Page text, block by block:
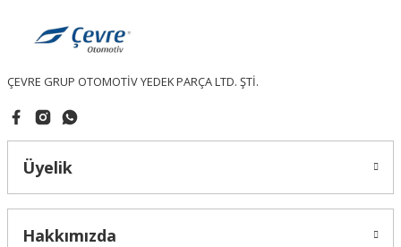
Bu ürüne benzer farklı alternatifler olmalı.
Gönder
ÇEVRE GRUP OTOMOTİV YEDEK PARÇA LTD. ŞTİ.
Üyelik
Hakkımızda